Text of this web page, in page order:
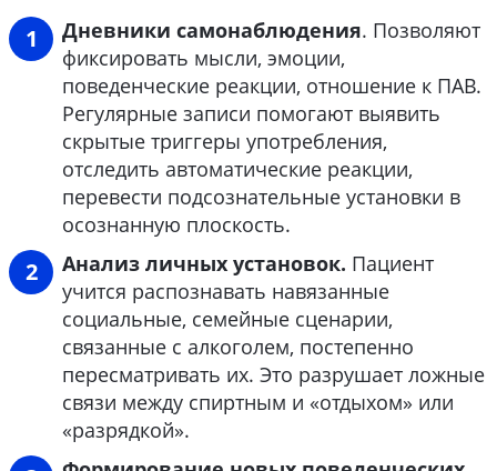
Дневники самонаблюдения. Позволяют
фиксировать мысли, эмоции,
поведенческие реакции, отношение к ПАВ.
Регулярные записи помогают выявить
скрытые триггеры употребления,
отследить автоматические реакции,
перевести подсознательные установки в
осознанную плоскость.
Анализ личных установок. Пациент
учится распознавать навязанные
социальные, семейные сценарии,
связанные с алкоголем, постепенно
пересматривать их. Это разрушает ложные
связи между спиртным и «отдыхом» или
«разрядкой».